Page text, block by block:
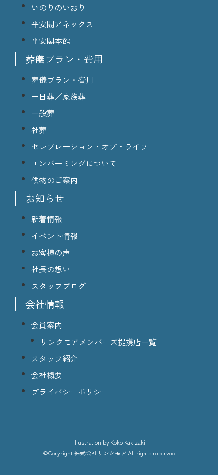
いのりのいおり
平安閣アネックス
平安閣本館
葬儀プラン・費用
葬儀プラン・費用
一日葬／家族葬
一般葬
社葬
セレブレーション・オブ・ライフ
エンバーミングについて
供物のご案内
お知らせ
新着情報
イベント情報
お客様の声
社長の想い
スタッフブログ
会社情報
会員案内
リンクモアメンバーズ提携店一覧
スタッフ紹介
会社概要
プライバシーポリシー
lllustration by Koko Kakizaki
©Coryright 株式会社リンクモア All rights reserved